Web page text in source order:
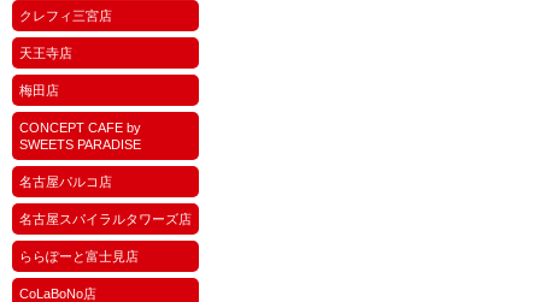
クレフィ三宮店
天王寺店
梅田店
CONCEPT CAFE by
SWEETS PARADISE
名古屋パルコ店
名古屋スパイラルタワーズ店
ららぽーと富士見店
CoLaBoNo店